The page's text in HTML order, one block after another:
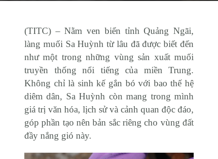
(TITC) – Nằm ven biển tỉnh Quảng Ngãi,
làng muối Sa Huỳnh từ lâu đã được biết đến
như một trong những vùng sản xuất muối
truyền thống nổi tiếng của miền Trung.
Không chỉ là sinh kế gắn bó với bao thế hệ
diêm dân, Sa Huỳnh còn mang trong mình
giá trị văn hóa, lịch sử và cảnh quan độc đáo,
góp phần tạo nên bản sắc riêng cho vùng đất
đầy nắng gió này.